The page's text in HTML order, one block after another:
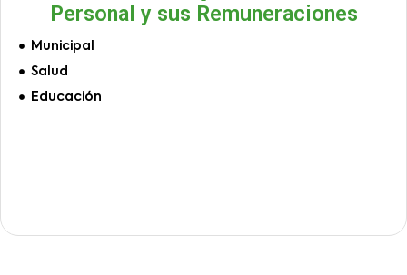
Personal y sus Remuneraciones
Municipal
Salud
Educación